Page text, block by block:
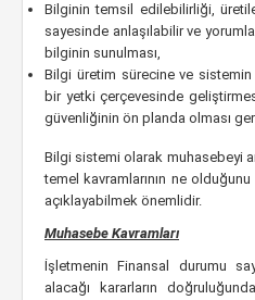
Bilginin temsil edilebilirliği,
sayesinde anlaşılabilir ve
bilginin sunulması,
Bilgi üretim sürecine ve sistemin
bir yetki çerçevesinde
güvenliğinin ön planda olması
Bilgi sistemi olarak muhasebeyi
temel kavramlarının ne
açıklayabilmek önemlidir.
Muhasebe Kavramları
İşletmenin Finansal durumu
alacağı kararların